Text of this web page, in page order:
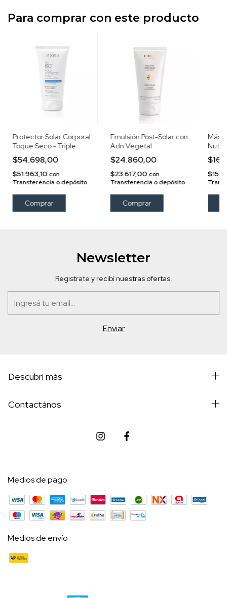
Para comprar con este producto
Protector Solar Corporal
Toque Seco - Triple
Protección UVA, UVB y
Luz Azul 150 g
$54.698,00
$51.963,10 con
Transferencia o depósito
Emulsión Post-Solar con
Adn Vegetal
$24.860,00
$23.617,00 con
Transferencia o depósito
Exel
Newsletter
Registrate y recibí nuestras ofertas.
Descubrí más
Contactános
Medios de pago
Medios de envío